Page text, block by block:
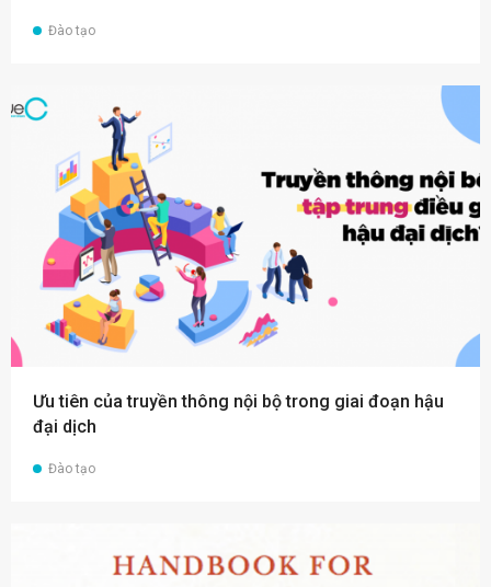
Đào tạo
Ưu tiên của truyền thông nội bộ trong giai đoạn hậu
đại dịch
Đào tạo